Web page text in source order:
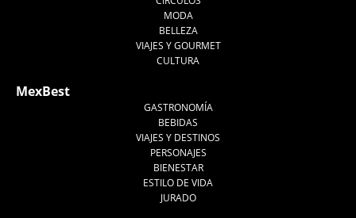
MODA
BELLEZA
VIAJES Y GOURMET
CULTURA
MexBest
GASTRONOMÍA
BEBIDAS
VIAJES Y DESTINOS
PERSONAJES
BIENESTAR
ESTILO DE VIDA
JURADO